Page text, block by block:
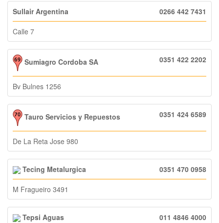
Sullair Argentina 0266 442 7431
Calle 7
Sumiagro Cordoba SA 0351 422 2202
Bv Bulnes 1256
Tauro Servicios y Repuestos 0351 424 6589
De La Reta Jose 980
Tecing Metalurgica 0351 470 0958
M Fragueiro 3491
Tepsi Aguas 011 4846 4000